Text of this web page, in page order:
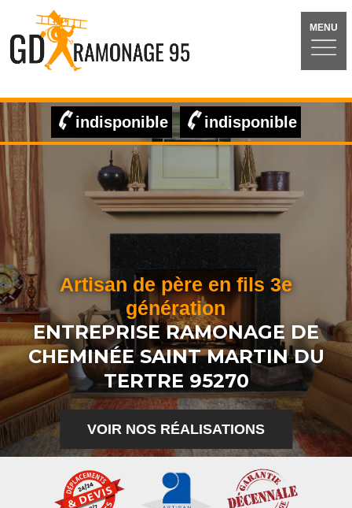
MENU
indisponible indisponible
Artisan de père en fils 3e
génération
ENTREPRISE RAMONAGE DE
CHEMINÉE SAINT MARTIN DU
TERTRE 95270
VOIR NOS RÉALISATIONS